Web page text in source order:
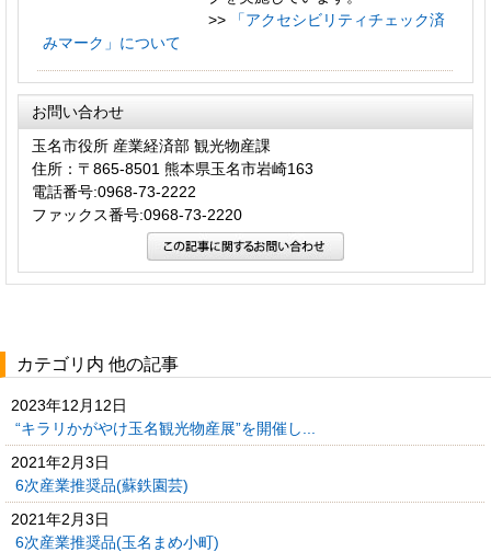
>>
「アクセシビリティチェック済
みマーク」について
お問い合わせ
玉名市役所 産業経済部 観光物産課
住所：〒865-8501 熊本県玉名市岩崎163
電話番号:0968-73-2222
ファックス番号:0968-73-2220
カテゴリ内 他の記事
2023年12月12日
“キラリかがやけ玉名観光物産展”を開催し...
2021年2月3日
6次産業推奨品(蘇鉄園芸)
2021年2月3日
6次産業推奨品(玉名まめ小町)